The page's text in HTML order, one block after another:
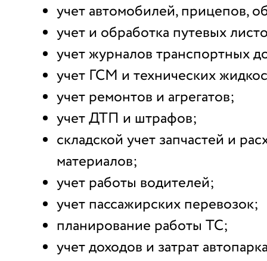
учет автомобилей, прицепов,
учет и обработка путевых
учет журналов транспортных
учет ГСМ и технических
учет ремонтов и агрегатов;
учет ДТП и штрафов;
складской учет запчастей и
материалов;
учет работы водителей;
учет пассажирских перевозок;
планирование работы ТС;
учет доходов и затрат